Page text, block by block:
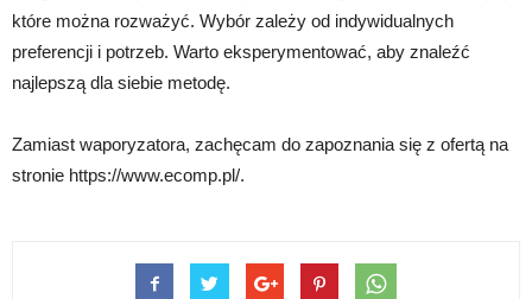
które można rozważyć. Wybór zależy od indywidualnych
preferencji i potrzeb. Warto eksperymentować, aby znaleźć
najlepszą dla siebie metodę.
Zamiast waporyzatora, zachęcam do zapoznania się z ofertą na
stronie https://www.ecomp.pl/.